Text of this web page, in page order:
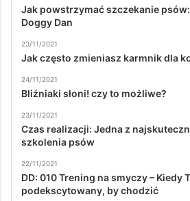
Jak powstrzymać szczekanie
Doggy Dan
23/11/2021
Jak często zmieniasz karmnik dla
24/11/2021
Bliźniaki słoni! czy to możliwe?
23/11/2021
Czas realizacji: Jedna z
szkolenia psów
22/11/2021
DD: 010 Trening na smyczy – Kiedy
podekscytowany, by chodzić